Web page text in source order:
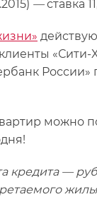
—ставка
«Сити-
России»
можно
кредита —